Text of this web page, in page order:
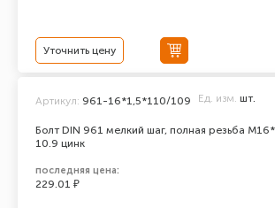
Уточнить цену
Болт DIN 961 мелкий шаг, полная резьба
10.9 цинк
Артикул: 961-16*1,5*110/109 Ед. изм. шт.
последняя цена:
229.01 ₽